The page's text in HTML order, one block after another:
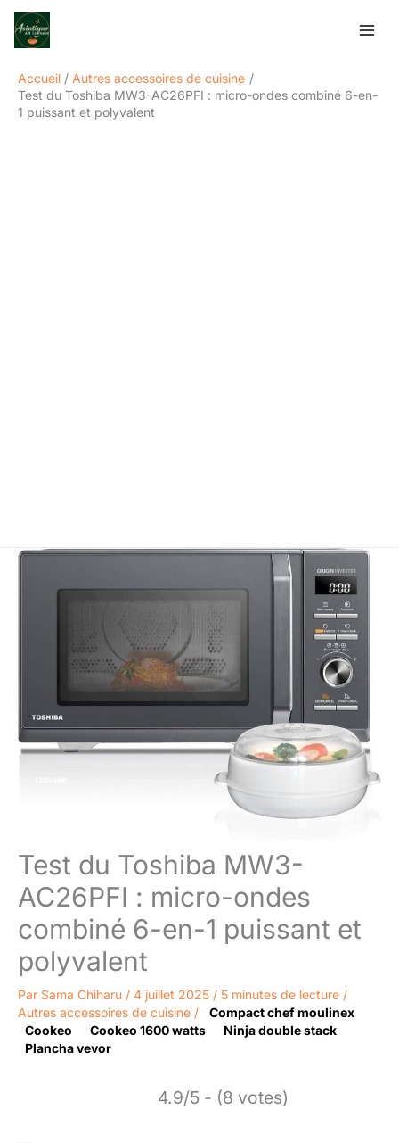
Aller
Accueil
Autres accessoires de cuisine
Test du Toshiba MW3-AC26PFI : micro-ondes combiné 6-en-
1 puissant et polyvalent
Test du Toshiba MW3-
AC26PFI : micro-ondes
combiné 6-en-1 puissant et
polyvalent
Par Sama Chiharu / 4 juillet 2025 / 5 minutes de lecture /
Autres accessoires de cuisine /
Compact chef moulinex
Cookeo
Cookeo 1600 watts
Ninja double stack
Plancha vevor
4.9/5 - (8 votes)
Rechercher